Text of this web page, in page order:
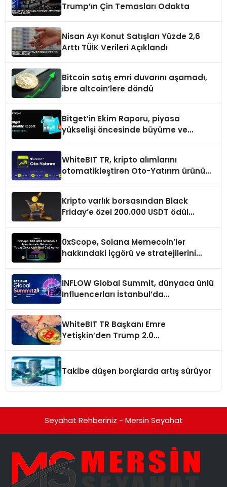
Trump’ın Çin Temasları Odakta
Nisan Ayı Konut Satışları Yüzde 2,6
Arttı TÜİK Verileri Açıklandı
Bitcoin satış emri duvarını aşamadı,
ibre altcoin’lere döndü
Bitget’in Ekim Raporu, piyasa
yükselişi öncesinde büyüme ve
WhiteBIT TR, kripto alımlarını
otomatikleştiren Oto-Yatırım ürününü
Kripto varlık borsasından Black
Friday’e özel 200.000 USDT ödül
0xScope, Solana Memecoin’ler
hakkındaki içgörü ve stratejilerini
INFLOW Global Summit, dünyaca ünlü
Influencerları İstanbul’da
WhiteBIT TR Başkanı Emre
Yetişkin’den Trump 2.0
Takibe düşen borçlarda artış sürüyor
Seyahat Rehberiniz - Mersin Seyahat